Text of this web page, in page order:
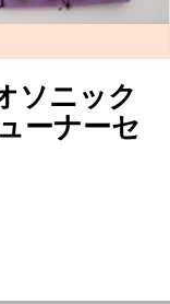
ソニック
ーナーセ